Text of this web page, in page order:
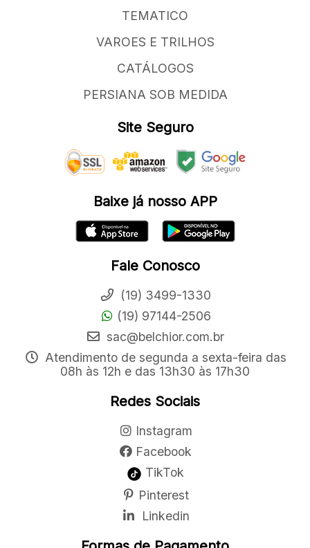
TEMATICO
VAROES E TRILHOS
CATÁLOGOS
PERSIANA SOB MEDIDA
Site Seguro
Baixe já nosso APP
Fale Conosco
(19) 3499-1330
(19) 97144-2506
sac@belchior.com.br
Atendimento de segunda a sexta-feira das
08h às 12h e das 13h30 às 17h30
Redes Sociais
Instagram
Facebook
TikTok
Pinterest
Linkedin